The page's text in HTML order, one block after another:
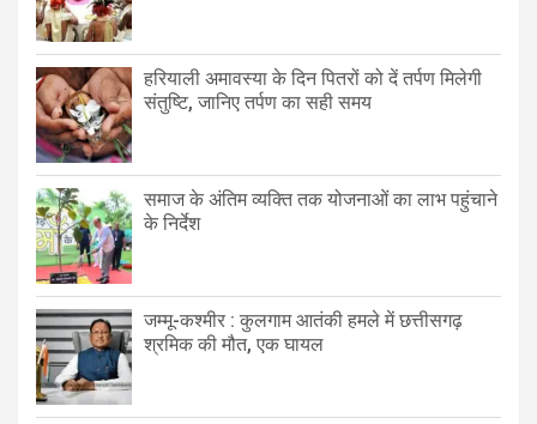
हरियाली अमावस्या के दिन पितरों को दें तर्पण मिलेगी
संतुष्टि, जानिए तर्पण का सही समय
समाज के अंतिम व्यक्ति तक योजनाओं का लाभ पहुंचाने
के निर्देश
जम्मू-कश्मीर : कुलगाम आतंकी हमले में छत्तीसगढ़
श्रमिक की मौत, एक घायल